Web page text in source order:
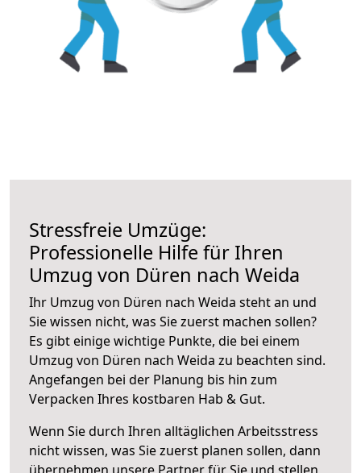
Stressfreie Umzüge:
Professionelle Hilfe für Ihren
Umzug von Düren nach Weida
Ihr Umzug von Düren nach Weida steht an und
Sie wissen nicht, was Sie zuerst machen sollen?
Es gibt einige wichtige Punkte, die bei einem
Umzug von Düren nach Weida zu beachten sind.
Angefangen bei der Planung bis hin zum
Verpacken Ihres kostbaren Hab & Gut.
Wenn Sie durch Ihren alltäglichen Arbeitsstress
nicht wissen, was Sie zuerst planen sollen, dann